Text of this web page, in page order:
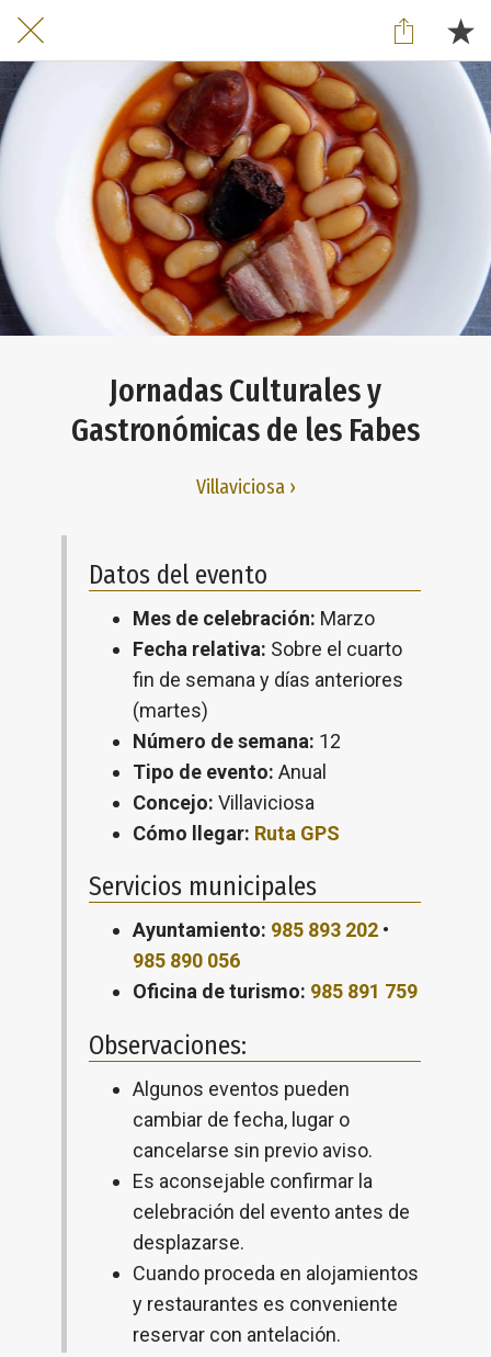
Jornadas Culturales y
Gastronómicas de les Fabes
Villaviciosa ›
Datos del evento
Mes de celebración: Marzo
Fecha relativa: Sobre el cuarto
fin de semana y días anteriores
(martes)
Número de semana: 12
Tipo de evento: Anual
Concejo: Villaviciosa
Cómo llegar: Ruta GPS
Servicios municipales
Ayuntamiento: 985 893 202 •
985 890 056
Oficina de turismo: 985 891 759
Observaciones:
Algunos eventos pueden
cambiar de fecha, lugar o
cancelarse sin previo aviso.
Es aconsejable confirmar la
celebración del evento antes de
desplazarse.
Cuando proceda en alojamientos
y restaurantes es conveniente
reservar con antelación.